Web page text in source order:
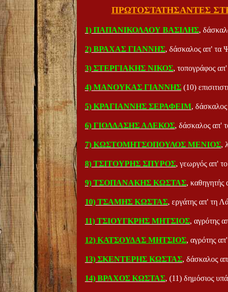
ΠΡΩΤΟΣΤΑΤΗΣΑΝΤΕΣ
1) ΠΑΠΑΝΙΚΟΛΑΟΥ ΒΑΣΙΛΗΣ,
2) ΒΡΑΧΑΣ ΓΙΑΝΝΗΣ, δάσκαλος απ' τα
3) ΣΤΕΡΓΙΑΚΗΣ ΝΙΚΟΣ, τοπογράφος
4) ΜΑΝΟΥΚΑΣ ΓΙΑΝΝΗΣ (10)
5) ΚΡΑΓΙΑΝΝΗΣ ΣΕΡΑΦΕΙΜ,
6) ΓΙΟΛΔΑΣΗΣ ΑΛΕΚΟΣ, δάσκαλος απ'
7) ΚΩΣΤΟΜΗΤΣΟΠΟΥΛΟΣ ΜΕΝΙΟΣ,
8) ΤΣΙΤΟΥΡΗΣ ΣΠΥΡΟΣ, γεωργός απ'
9) ΤΣΟΠΑΝΑΚΗΣ ΚΩΣΤΑΣ, καθηγητής
10) ΤΣΑΜΗΣ ΚΩΣΤΑΣ, εργάτης απ' τη
11) ΤΣΙΟΥΓΚΡΗΣ ΜΗΤΣΙΟΣ, αγρότης
12) ΚΑΤΣΟΥΔΑΣ ΜΗΤΣΙΟΣ, αγρότης
13) ΣΚΕΝΤΕΡΗΣ ΚΩΣΤΑΣ, δάσκαλος
14) ΒΡΑΧΟΣ ΚΩΣΤΑΣ, (11) δημόσιος